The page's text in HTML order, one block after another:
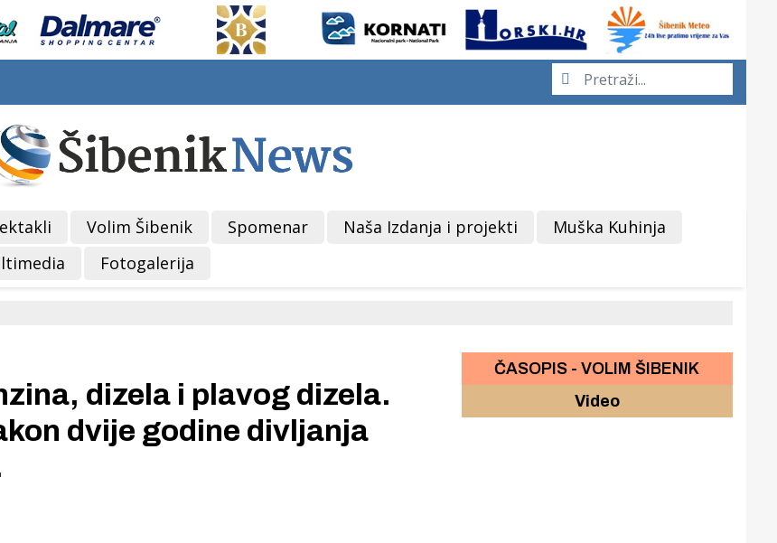
Volim Šibenik Spomenar Naša Izdanja i projekti
Muška Kuhinja
Fotogalerija
dizela i plavog dizela.
dvije godine divljanja
ČASOPIS - VOLIM ŠIBENIK
Video